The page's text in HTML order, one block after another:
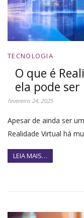
TECNOLOGIA
O que é
ela pode
fevereiro 24, 2025
Apesar de ainda ser
Realidade Virtual há
LEIA MAIS…